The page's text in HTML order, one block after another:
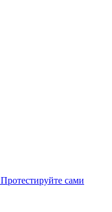
Протестируйте сами